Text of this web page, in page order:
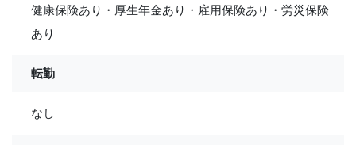
健康保険あり・厚生年金あり・雇用保険あり・労災保険
あり
転勤
なし